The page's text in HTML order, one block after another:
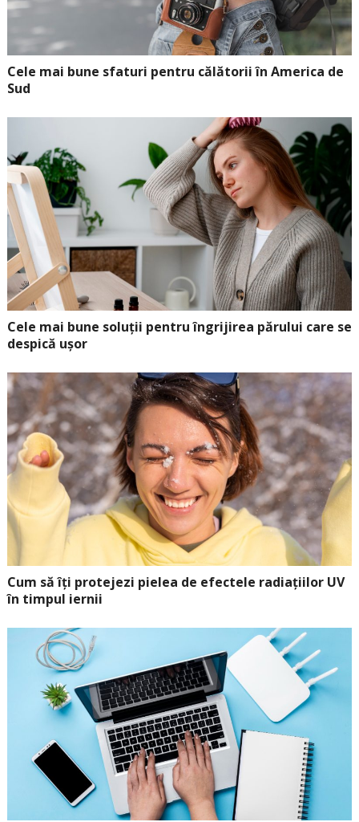
Cele mai bune sfaturi pentru călătorii în America de
Sud
Cele mai bune soluții pentru îngrijirea părului care se
despică ușor
Cum să îți protejezi pielea de efectele radiațiilor UV
în timpul iernii